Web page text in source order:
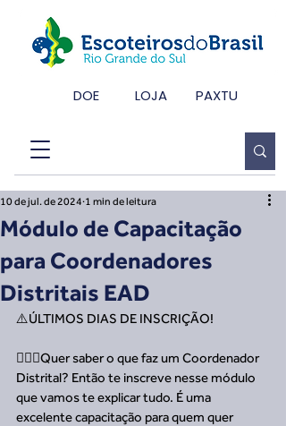
DOE LOJA PAXTU
Módulo de Capacitação
para Coordenadores
Distritais EAD
10 de jul. de 2024 1 min de leitura
⚠️ÚLTIMOS DIAS DE INSCRIÇÃO!
🙋🏿‍♂️Quer saber o que faz um Coordenador
Distrital? Então te inscreve nesse módulo
que vamos te explicar tudo. É uma
excelente capacitação para quem quer